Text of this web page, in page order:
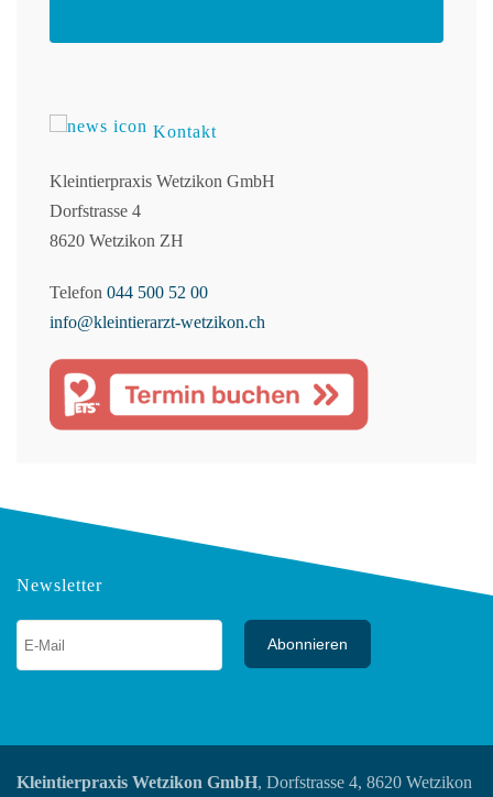
Kontakt
Kleintierpraxis Wetzikon GmbH
Dorfstrasse 4
8620 Wetzikon ZH
Telefon 044 500 52 00
info@kleintierarzt-wetzikon.ch
Newsletter
Abonnieren
Kleintierpraxis Wetzikon GmbH, Dorfstrasse 4, 8620 Wetzikon